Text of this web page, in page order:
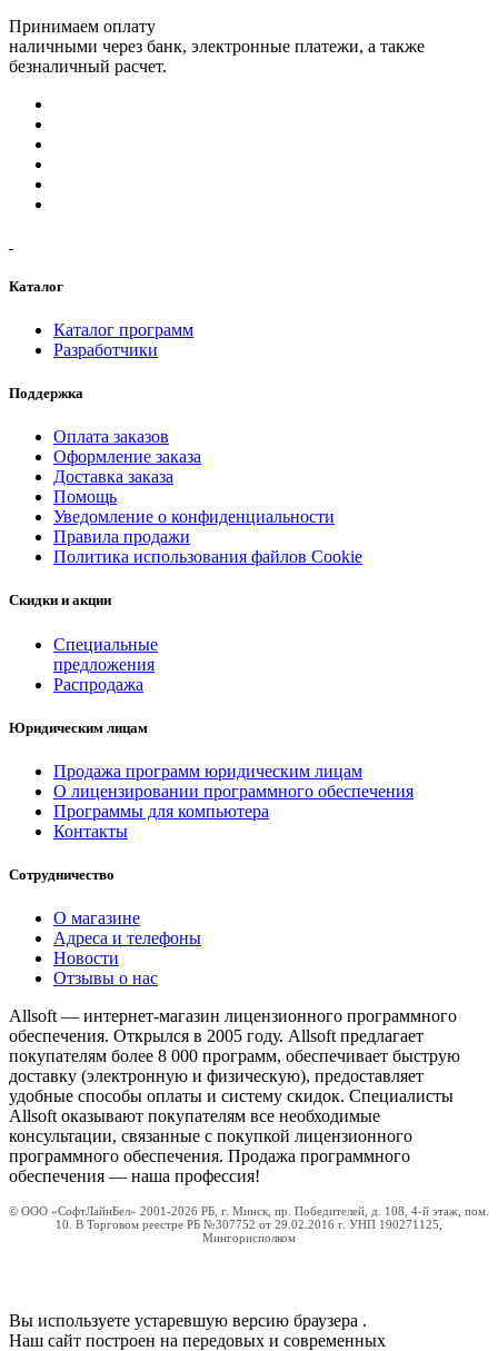
Принимаем оплату
наличными через банк, электронные платежи, а также
безналичный расчет.
Каталог
Каталог программ
Разработчики
Поддержка
Оплата заказов
Оформление заказа
Доставка заказа
Помощь
Уведомление о конфиденциальности
Правила продажи
Политика использования файлов Cookie
Скидки и акции
Специальные
предложения
Распродажа
Юридическим лицам
Продажа программ юридическим лицам
О лицензировании программного обеспечения
Программы для компьютера
Контакты
Сотрудничество
О магазине
Адреса и телефоны
Новости
Отзывы о нас
Allsoft — интернет-магазин лицензионного программного
обеспечения. Открылся в 2005 году. Allsoft предлагает
покупателям более 8 000 программ, обеспечивает быструю
доставку (электронную и физическую), предоставляет
удобные способы оплаты и систему скидок. Специалисты
Allsoft оказывают покупателям все необходимые
консультации, связанные с покупкой лицензионного
программного обеспечения. Продажа программного
обеспечения — наша профессия!
© ООО «СофтЛайнБел» 2001-2026 РБ, г. Минск, пр. Победителей, д. 108, 4-й этаж, пом.
10. В Торговом реестре РБ №307752 от 29.02.2016 г. УНП 190271125,
Мингорисполком
Вы используете устаревшую версию браузера .
Наш сайт построен на передовых и современных